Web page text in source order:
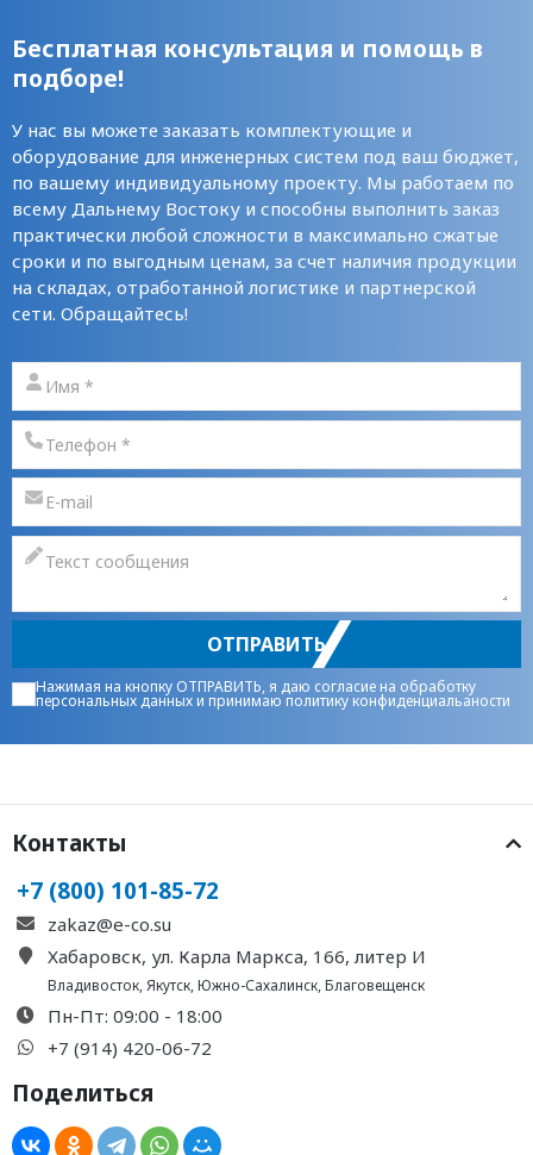
Бесплатная консультация и помощь в
подборе!
У нас вы можете заказать комплектующие и
оборудование для инженерных систем под ваш бюджет,
по вашему индивидуальному проекту. Мы работаем по
всему Дальнему Востоку и способны выполнить заказ
практически любой сложности в максимально сжатые
сроки и по выгодным ценам, за счет наличия продукции
на складах, отработанной логистике и партнерской
сети. Обращайтесь!
ОТПРАВИТЬ
Нажимая на кнопку ОТПРАВИТЬ, я даю согласие на обработку
персональных данныхи принимаюполитику конфиденциальаности
Контакты
+7 (800) 101-85-72
zakaz@e-co.su
Хабаровск, ул. Карла Маркса, 166, литер И
Владивосток,Якутск,Южно-Сахалинск,Благовещенск
Пн-Пт: 09:00 - 18:00
+7 (914) 420-06-72
Поделиться